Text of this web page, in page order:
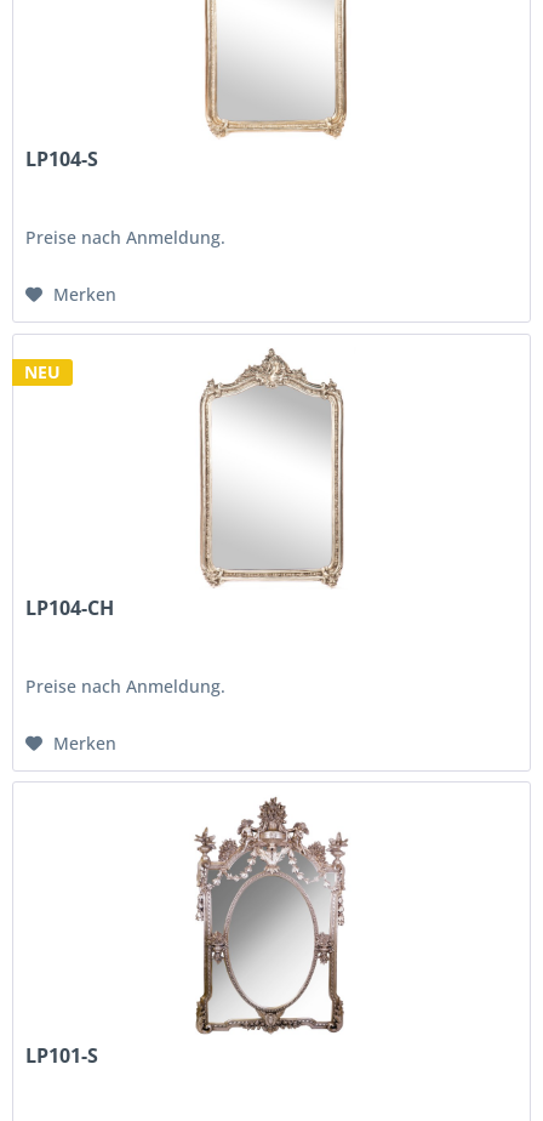
LP104-S
Preise nach Anmeldung.
Merken
NEU
LP104-CH
Preise nach Anmeldung.
Merken
LP101-S